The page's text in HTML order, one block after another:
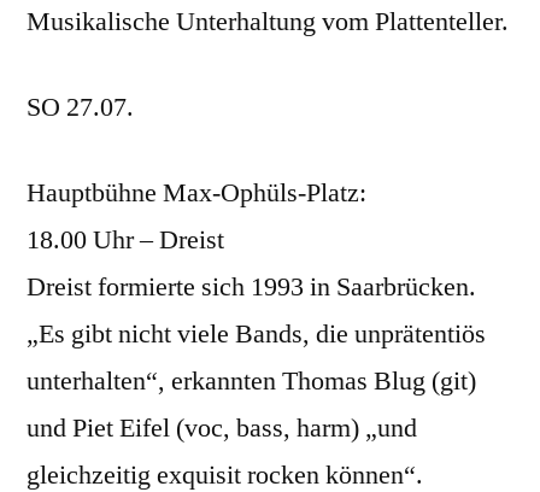
Musikalische Unterhaltung vom Plattenteller.
SO 27.07.
Hauptbühne Max-Ophüls-Platz:
18.00 Uhr – Dreist
Dreist formierte sich 1993 in Saarbrücken.
„Es gibt nicht viele Bands, die unprätentiös
unterhalten“, erkannten Thomas Blug (git)
und Piet Eifel (voc, bass, harm) „und
gleichzeitig exquisit rocken können“.